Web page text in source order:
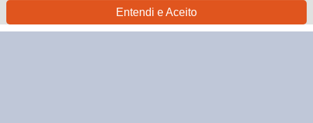
Entendi e Aceito